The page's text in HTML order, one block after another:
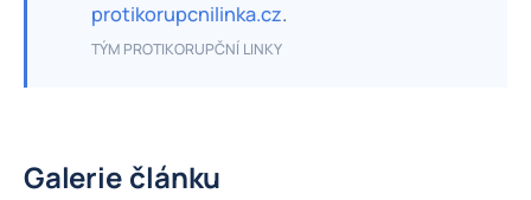
protikorupcnilinka.cz.
TÝM PROTIKORUPČNÍ LINKY
Galerie článku